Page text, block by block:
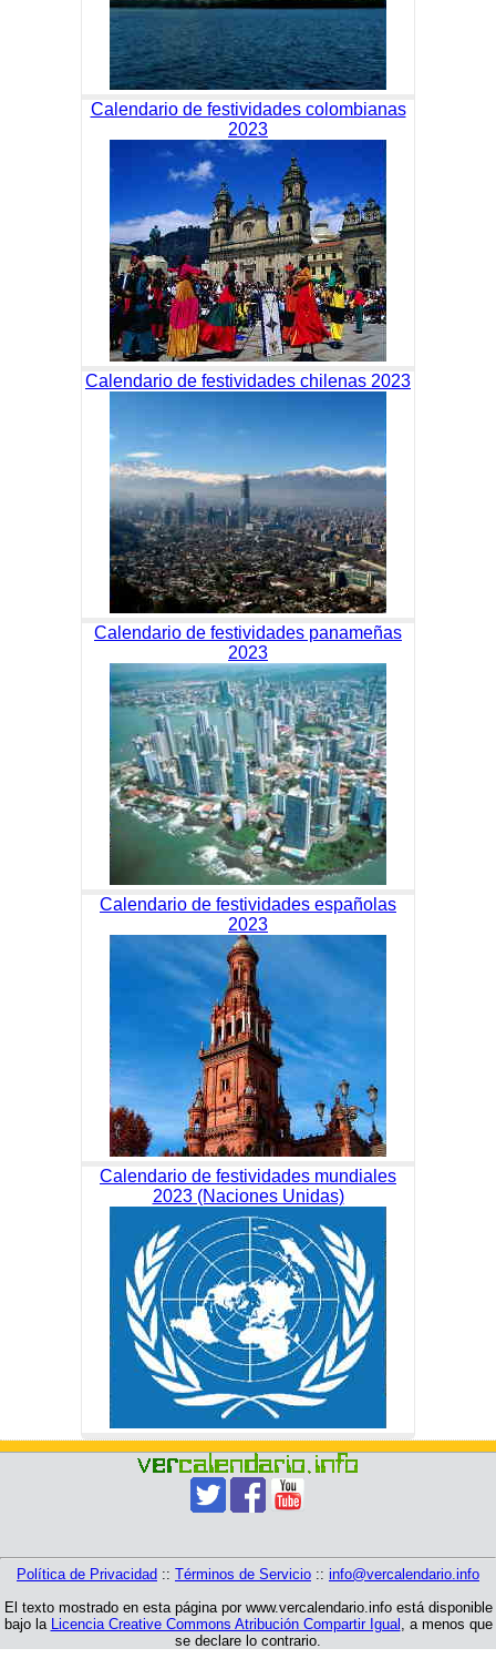
Calendario de festividades colombianas
2023
Calendario de festividades chilenas 2023
Calendario de festividades panameñas
2023
Calendario de festividades españolas
2023
Calendario de festividades mundiales
2023 (Naciones Unidas)
Política de Privacidad :: Términos de Servicio :: info@vercalendario.info
El texto mostrado en esta página por www.vercalendario.info está disponible
bajo la Licencia Creative Commons Atribución Compartir Igual , a menos que
se declare lo contrario.